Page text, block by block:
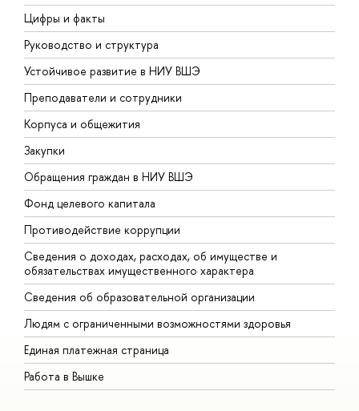
Цифры и факты
Руководство и структура
Устойчивое развитие в НИУ ВШЭ
Преподаватели и сотрудники
Корпуса и общежития
Закупки
Обращения граждан в НИУ ВШЭ
Фонд целевого капитала
Противодействие коррупции
Сведения о доходах, расходах, об имуществе и
обязательствах имущественного характера
Сведения об образовательной организации
Людям с ограниченными возможностями здоровья
Единая платежная страница
Работа в Вышке